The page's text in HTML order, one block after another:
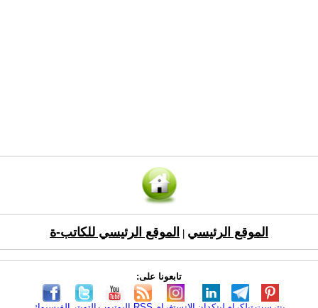
الموقع الرئيسي الموقع الرئيسي للكاتب-ة
تابعونا على: